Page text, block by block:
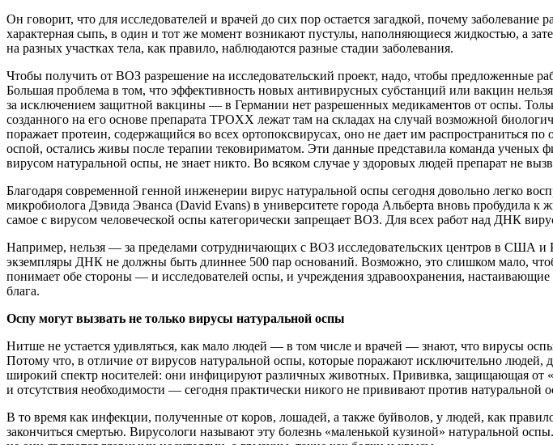
Он говорит, что для исследователей и врачей до сих пор остается загадкой, почему
характерная сыпь, в один и тот же момент возникают пустулы, наполняющиеся жидкостью, а
на разных участках тела, как правило, наблюдаются разные стадии заболевания.
Чтобы получить от ВОЗ разрешение на исследовательский проект, надо, чтобы предложенные
Большая проблема в том, что эффективность новых антивирусных субстанций или вакцин
за исключением защитной вакцины — в Германии нет разрешенных медикаментов от оспы.
созданного на его основе препарата TPOXX лежат там на складах на случай возможной
поражает протеин, содержащийся во всех ортопоксвирусах, оно не дает им распространиться
оспой, остались живы после терапии тековириматом. Эти данные представила команда
вирусом натуральной оспы, не знает никто. Во всяком случае у здоровых людей препарат не
Благодаря современной генной инженерии вирус натуральной оспы сегодня довольно легко
микробиолога Дэвида Эванса (David Evans) в университете города Альберта вновь пробудила
самое с вирусом человеческой оспы категорически запрещает ВОЗ. Для всех работ над ДНК
Например, нельзя — за пределами сотрудничающих с ВОЗ исследовательских центров в США
экземпляры ДНК не должны быть длиннее 500 пар оснований. Возможно, это слишком мало,
понимает обе стороны — и исследователей оспы, и учреждения здравоохранения,
блага.
Оспу могут вызвать не только вирусы натуральной оспы
Нитше не устается удивляться, как мало людей — в том числе и врачей — знают, что вирусы
Потому что, в отличие от вирусов натуральной оспы, которые поражают исключительно людей,
широкий спектр носителей: они инфицируют различных животных. Прививка, защищающая от
и отсутствия необходимости — сегодня практически никого не прививают против
В то время как инфекции, полученные от коров, лошадей, а также буйволов, у людей, как
закончиться смертью. Вирусологи называют эту болезнь «маленькой кузиной» натуральной